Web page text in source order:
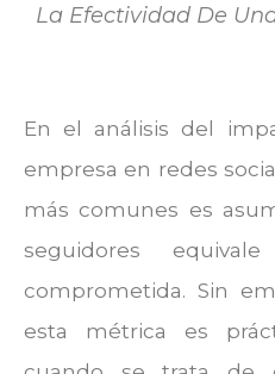
La Efectividad De
En el análisis del
empresa en redes
más comunes es
seguidores
comprometida. Sin
esta métrica es